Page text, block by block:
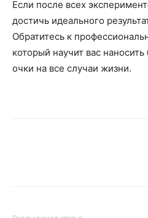
Если после всех
достичь идеального
Обратитесь к
который научит вас
очки на все случаи жизни.